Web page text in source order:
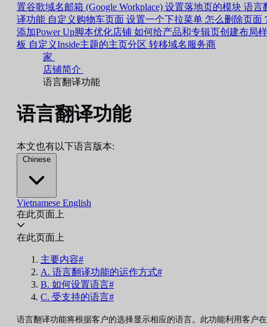
置谷歌域名邮箱 (Google Workplace) 设置落地页的模块 语言
译功能 自定义购物车页面 设置一个下拉菜单 怎么删除页面
添加Power Up脚本优化店铺 如何给产品和专辑页创建布局样
板 自定义Inside主题的主页分区 转移域名服务商
家
店铺简介
语言翻译功能
语言翻译功能
本文也有以下语言版本:
Chinese
Vietnamese English
在此页面上
在此页面上
主要内容#
A. 语言翻译功能的运作方式#
B. 如何设置语言#
C. 受支持的语言#
语言翻译功能将根据客户的选择显示相应的语言。此功能利用客户在